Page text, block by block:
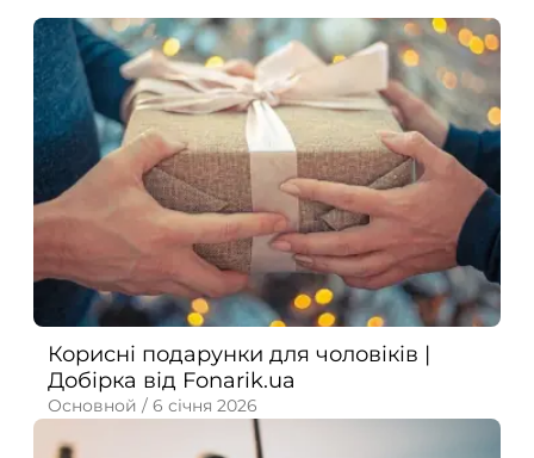
Корисні подарунки для чоловіків |
Добірка від Fonarik.ua
Основной / 6 січня 2026